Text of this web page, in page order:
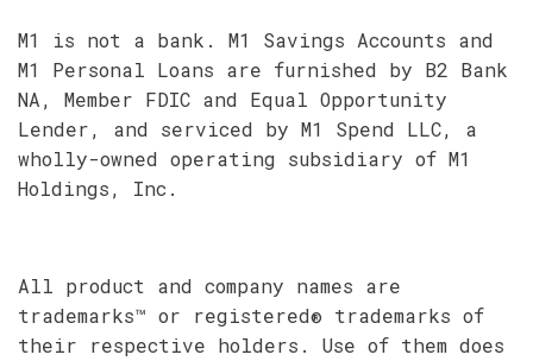
M1 is not a bank. M1 Savings Accounts and
M1 Personal Loans are furnished by B2 Bank
NA, Member FDIC and Equal Opportunity
Lender, and serviced by M1 Spend LLC, a
wholly-owned operating subsidiary of M1
Holdings, Inc.
All product and company names are
trademarks™ or registered® trademarks of
their respective holders. Use of them does